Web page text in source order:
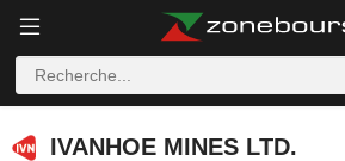
IVANHOE MINES LTD.
IVANHOE MINES LTD.